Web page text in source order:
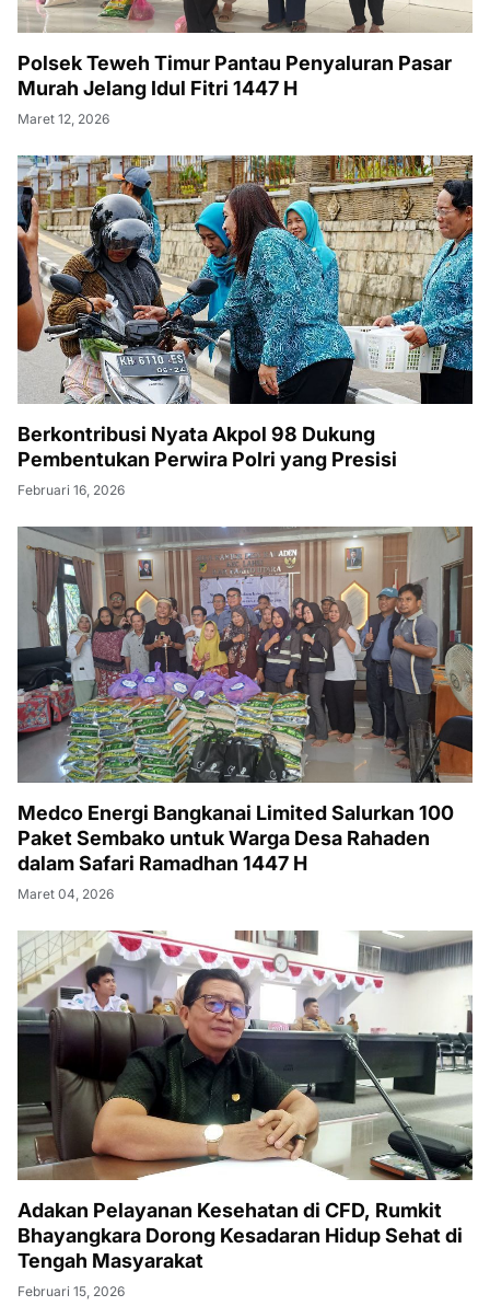
Polsek Teweh Timur Pantau Penyaluran Pasar
Murah Jelang Idul Fitri 1447 H
Maret 12, 2026
Berkontribusi Nyata Akpol 98 Dukung
Pembentukan Perwira Polri yang Presisi
Februari 16, 2026
Medco Energi Bangkanai Limited Salurkan 100
Paket Sembako untuk Warga Desa Rahaden
dalam Safari Ramadhan 1447 H
Maret 04, 2026
Adakan Pelayanan Kesehatan di CFD, Rumkit
Bhayangkara Dorong Kesadaran Hidup Sehat di
Tengah Masyarakat
Februari 15, 2026